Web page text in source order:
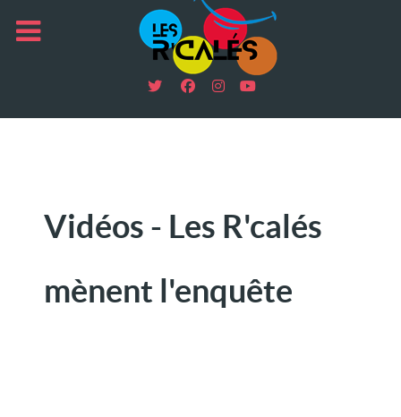
Vidéos - Les R'calés
mènent l'enquête